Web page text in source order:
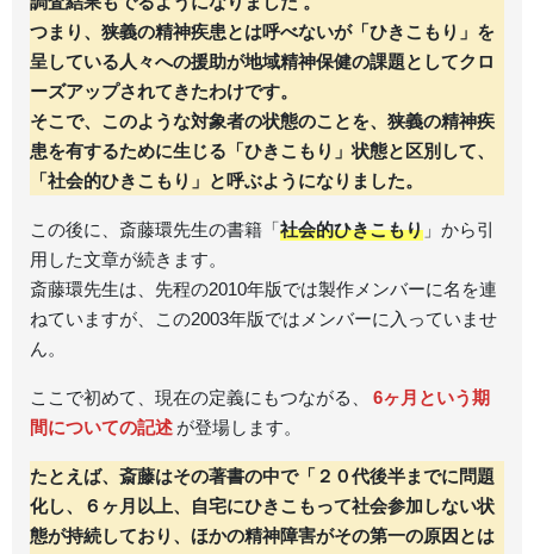
つまり、狭義の精神疾患とは呼べないが「ひきこもり」を
呈している人々への援助が地域精神保健の課題としてクロ
ーズアップされてきたわけです。
そこで、このような対象者の状態のことを、狭義の精神疾
患を有するために生じる「ひきこもり」状態と区別して、
「社会的ひきこもり」と呼ぶようになりました。
この後に、斎藤環先生の書籍「社会的ひきこもり 」から引
用した文章が続きます。
斎藤環先生は、先程の2010年版では製作メンバーに名を連
ねていますが、この2003年版ではメンバーに入っていませ
ん。
ここで初めて、現在の定義にもつながる、
6ヶ月という期
間についての記述 が登場します。
たとえば、斎藤はその著書の中で「２０代後半までに問題
化し、６ヶ月以上、自宅にひきこもって社会参加しない状
態が持続しており、ほかの精神障害がその第一の原因とは